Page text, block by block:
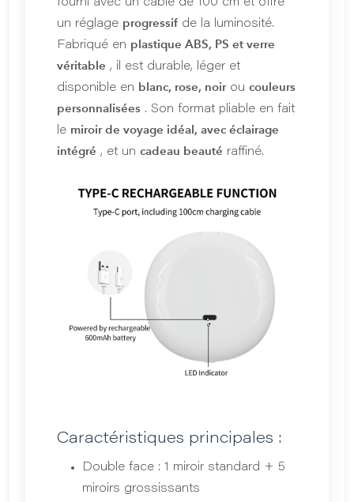
fourni avec un câble de 100 cm et offre
un réglage progressif de la luminosité.
Fabriqué en plastique ABS, PS et verre
véritable , il est durable, léger et
disponible en blanc, rose, noirou couleurs
personnalisées . Son format pliable en fait
le miroir de voyage idéal, avec éclairage
intégré , et un cadeau beauté raffiné.
Caractéristiques principales :
Double face : 1 miroir standard + 5
miroirs grossissants